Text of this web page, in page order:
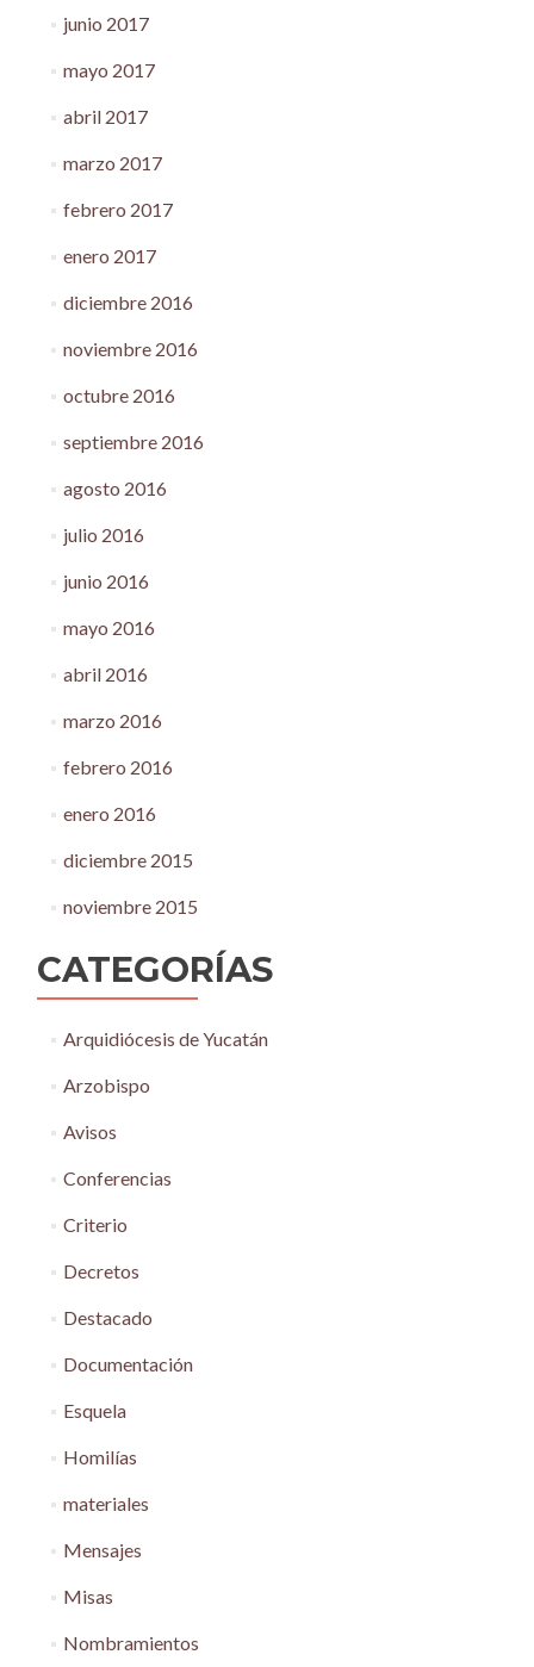
junio 2017
mayo 2017
abril 2017
marzo 2017
febrero 2017
enero 2017
diciembre 2016
noviembre 2016
octubre 2016
septiembre 2016
agosto 2016
julio 2016
junio 2016
mayo 2016
abril 2016
marzo 2016
febrero 2016
enero 2016
diciembre 2015
noviembre 2015
CATEGORÍAS
Arquidiócesis de Yucatán
Arzobispo
Avisos
Conferencias
Criterio
Decretos
Destacado
Documentación
Esquela
Homilías
materiales
Mensajes
Misas
Nombramientos